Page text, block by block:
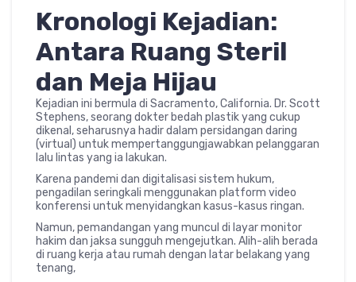
Kronologi Kejadian:
Antara Ruang Steril
dan Meja Hijau
Kejadian ini bermula di Sacramento, California. Dr. Scott
Stephens, seorang dokter bedah plastik yang cukup
dikenal, seharusnya hadir dalam persidangan daring
(virtual) untuk mempertanggungjawabkan pelanggaran
lalu lintas yang ia lakukan.
Karena pandemi dan digitalisasi sistem hukum,
pengadilan seringkali menggunakan platform video
konferensi untuk menyidangkan kasus-kasus ringan.
Namun, pemandangan yang muncul di layar monitor
hakim dan jaksa sungguh mengejutkan. Alih-alih berada
di ruang kerja atau rumah dengan latar belakang yang
tenang,